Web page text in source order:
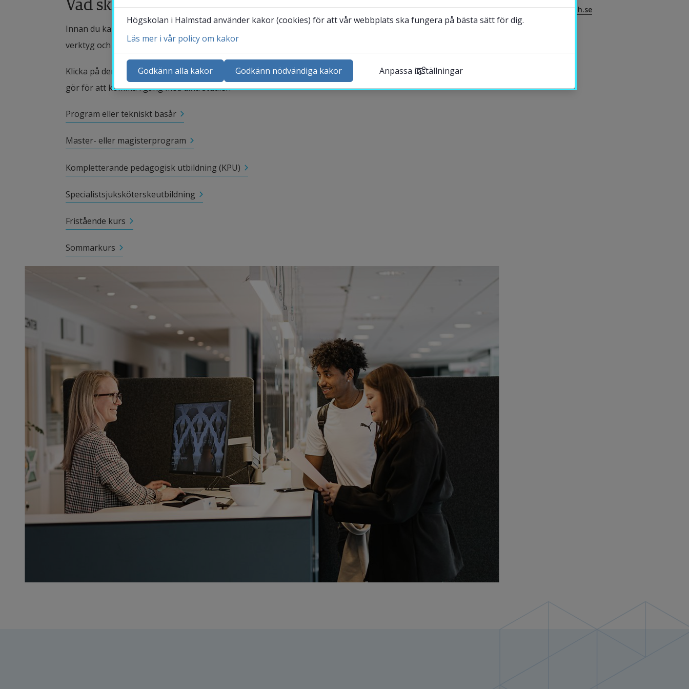
Vad ska du studera?
Innan du kan börja plugga måste du gå igenom ett antal steg för att få tillgång till dina digitala
verktyg och ditt kursmaterial.
Klicka på den typ av utbildning som du ska läsa för att få rätt instruktioner och information om hur du
gör för att komma i gång med dina studier.
Program eller tekniskt basår
Master- eller magisterprogram
Kompletterande pedagogisk utbildning (KPU)
Specialistsjuksköterskeutbildning
Fristående kurs
Sommarkurs
servicecenter@hh.se
Sök personal
Ladok
Länk till annan webbplats, öppnas i nytt fönster.
Högskolan i Halmstad använder kakor (cookies) för att vår webbplats ska fungera på bästa sätt för dig.
Läs mer i vår policy om kakor
Godkänn alla kakor Godkänn nödvändiga kakor Anpassa inställningar